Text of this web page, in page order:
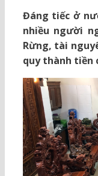
Đáng tiếc ở
nhiều người
Rừng, tài
quy thành tiền